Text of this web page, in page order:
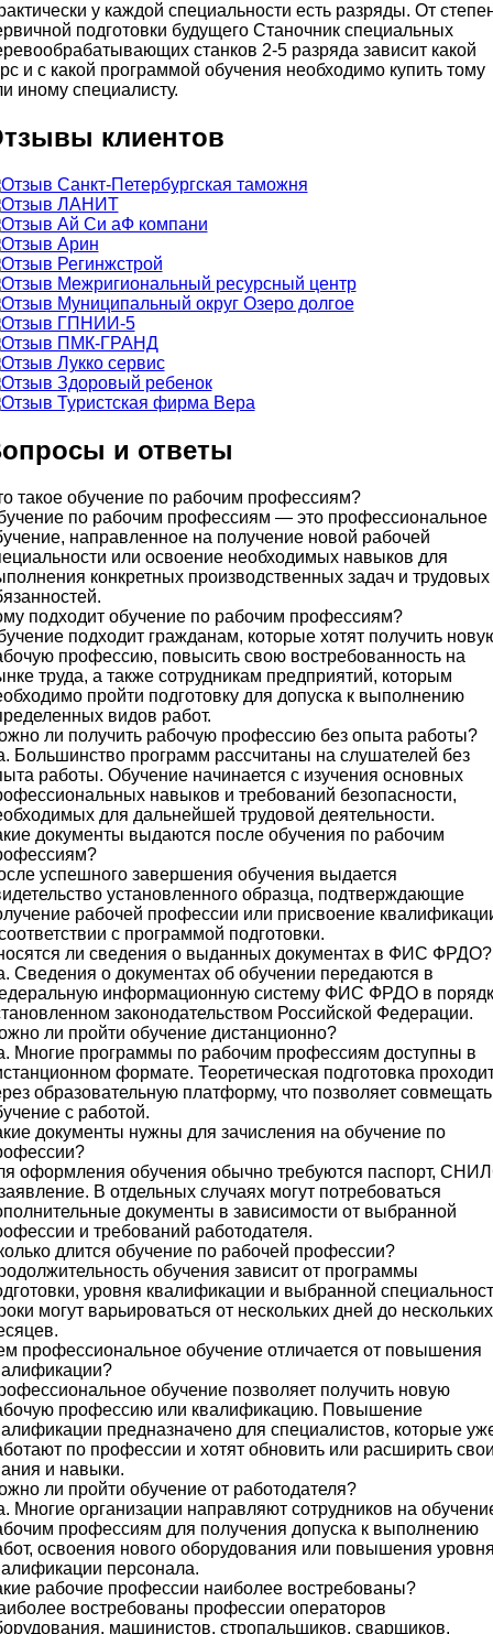
у каждой специальности есть разряды. От
подготовки будущего Станочник специальных
станков 2-5 разряда зависит какой
и с какой программой обучения необходимо купить тому
иному специалисту.
клиентов
и ответы
такое обучение по рабочим профессиям?
по рабочим профессиям — это профессиональное
направленное на получение новой рабочей
или освоение необходимых навыков для
конкретных производственных задач и трудовых
подходит обучение по рабочим профессиям?
подходит гражданам, которые хотят получить
профессию, повысить свою востребованность на
труда, а также сотрудникам предприятий, которым
пройти подготовку для допуска к выполнению
видов работ.
ли получить рабочую профессию без опыта работы?
Большинство программ рассчитаны на слушателей без
работы. Обучение начинается с изучения основных
навыков и требований безопасности,
для дальнейшей трудовой деятельности.
документы выдаются после обучения по рабочим
успешного завершения обучения выдается
установленного образца, подтверждающие
рабочей профессии или присвоение
с программой подготовки.
ли сведения о выданных документах в ФИС ФРДО?
Сведения о документах об обучении передаются в
информационную систему ФИС ФРДО в
законодательством Российской Федерации.
ли пройти обучение дистанционно?
Многие программы по рабочим профессиям доступны в
формате. Теоретическая подготовка
образовательную платформу, что позволяет совмещать
с работой.
документы нужны для зачисления на обучение по
оформления обучения обычно требуются паспорт,
В отдельных случаях могут потребоваться
документы в зависимости от выбранной
и требований работодателя.
длится обучение по рабочей профессии?
обучения зависит от программы
уровня квалификации и выбранной
могут варьироваться от нескольких дней до нескольких
профессиональное обучение отличается от повышения
обучение позволяет получить новую
профессию или квалификацию. Повышение
предназначено для специалистов, которые
по профессии и хотят обновить или расширить
и навыки.
ли пройти обучение от работодателя?
Многие организации направляют сотрудников на
профессиям для получения допуска к выполнению
освоения нового оборудования или повышения
персонала.
рабочие профессии наиболее востребованы?
востребованы профессии операторов
машинистов, стропальщиков, сварщиков,